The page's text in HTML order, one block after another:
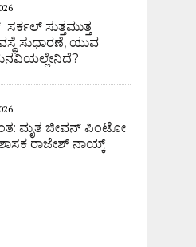
ಸುತ್ತಮುತ್ತ
ಸುಧಾರಣೆ, ಯುವ
ಮೃತ ಜೀವನ್ ಪಿಂಟೋ
ಶಾಸಕ ರಾಜೇಶ್ ನಾಯ್ಕ್